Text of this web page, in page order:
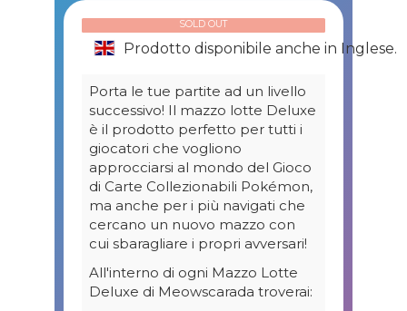
SOLD OUT
Prodotto disponibile anche in Inglese.
Porta le tue partite ad un livello
successivo! Il mazzo lotte Deluxe
è il prodotto perfetto per tutti i
giocatori che vogliono
approcciarsi al mondo del Gioco
di Carte Collezionabili Pokémon,
ma anche per i più navigati che
cercano un nuovo mazzo con
cui sbaragliare i propri avversari!
All'interno di ogni Mazzo Lotte
Deluxe di Meowscarada troverai: